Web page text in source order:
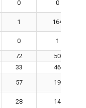
0 0
1 164
0 1
72
50
33
46
57 19
28 14